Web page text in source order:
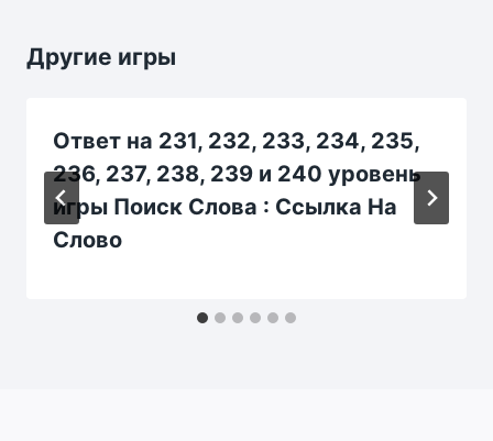
Другие игры
Ответ на 231, 232, 233, 234, 235,
236, 237, 238, 239 и 240 уровень
игры Поиск Слова : Ссылка На
Слово